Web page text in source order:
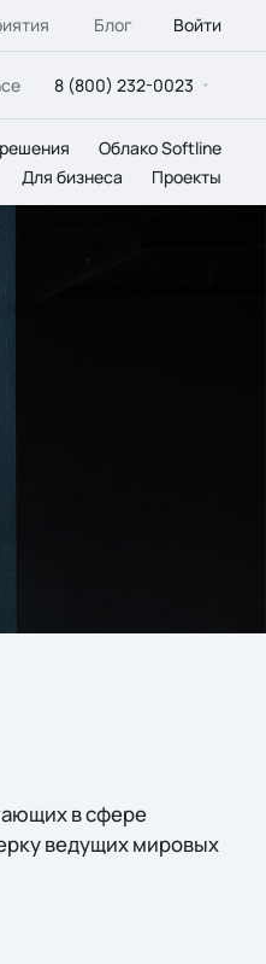
Блог Войти
8 (800) 232-0023
Облако Softline
Для бизнеса Проекты
в сфере
ведущих мировых